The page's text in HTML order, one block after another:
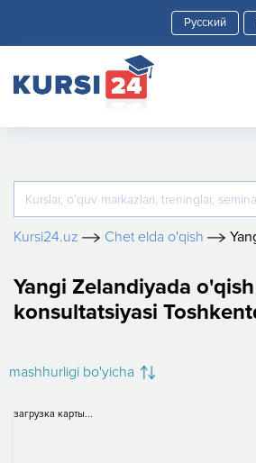
Kursi24.uz Chet elda o'qish
Yangi Zelandiyada o'qish
konsultatsiyasi
mashhurligi bo'yicha
загрузка карты...